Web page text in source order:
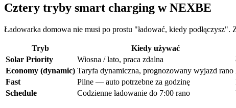
Cztery tryby smart charging w NEXBE
Ładowarka domowa nie musi po prostu "ładować, kiedy
Tryb Kiedy używać
Solar Priority
Wiosna / lato, praca zdalna
Economy (dynamic) Taryfa dynamiczna, prognozowany wyjazd rano
Fast
Pilne — auto potrzebne za godzinę
Schedule
Codzienne ładowanie do 7:00 rano